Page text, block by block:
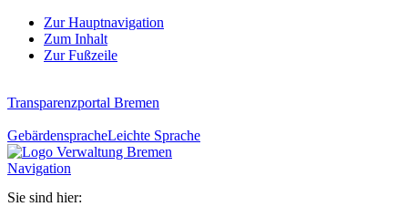
Zur Hauptnavigation
Zum Inhalt
Zur Fußzeile
Transparenzportal Bremen
GebärdenspracheLeichte Sprache
Navigation
Sie sind hier: